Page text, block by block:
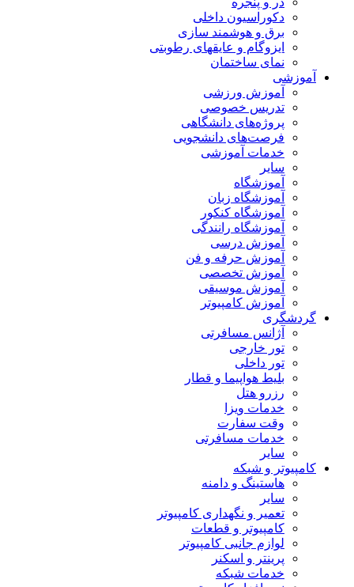
دکوراسیون داخلی
برق و هوشمند سازی
ایزوگام و عایقهای رطوبتی
نمای ساختمان
آموزشی
آموزش ورزشی
تدریس خصوصی
پروژه‌های دانشگاهی
فرصت‌های دانشجویی
خدمات آموزشی
سایر
آموزشگاه
آموزشگاه زبان
آموزشگاه کنکور
آموزشگاه رانندگی
آموزش درسی
آموزش حرفه و فن
آموزش تخصصی
آموزش موسیقی
آموزش کامپیوتر
گردشگری
آژانس مسافرتی
تور خارجی
تور داخلی
بلیط هواپیما و قطار
رزرو هتل
خدمات ویزا
وقت سفارت
خدمات مسافرتی
سایر
کامپیوتر و شبکه
هاستینگ و دامنه
سایر
تعمیر و نگهداری کامپیوتر
کامپیوتر و قطعات
لوازم جانبی کامپیوتر
پرینتر و اسکنر
خدمات شبکه